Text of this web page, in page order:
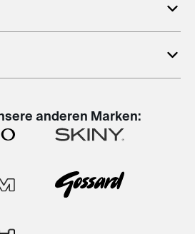
anderen Marken: